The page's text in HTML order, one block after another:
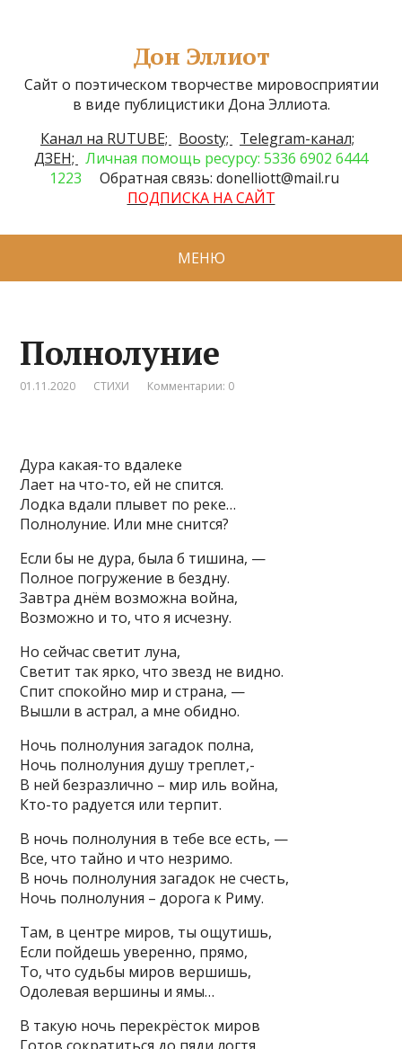
Дон Эллиот
Сайт о поэтическом творчестве мировосприятии
в виде публицистики Дона Эллиота.
Канал на RUTUBE;
Boosty;
Telegram-канал;
ДЗЕН; Личная помощь ресурсу: 5336 6902 6444
1223
Обратная связь: donelliott@mail.ru
ПОДПИСКА НА САЙТ
МЕНЮ
Полнолуние
01.11.2020 СТИХИ Комментарии: 0
Дура какая-то вдалеке
Лает на что-то, ей не спится.
Лодка вдали плывет по реке…
Полнолуние. Или мне снится?
Если бы не дура, была б тишина, —
Полное погружение в бездну.
Завтра днём возможна война,
Возможно и то, что я исчезну.
Но сейчас светит луна,
Светит так ярко, что звезд не видно.
Спит спокойно мир и страна, —
Вышли в астрал, а мне обидно.
Ночь полнолуния загадок полна,
Ночь полнолуния душу треплет,-
В ней безразлично – мир иль война,
Кто-то радуется или терпит.
В ночь полнолуния в тебе все есть, —
Все, что тайно и что незримо.
В ночь полнолуния загадок не счесть,
Ночь полнолуния – дорога к Риму.
Там, в центре миров, ты ощутишь,
Если пойдешь уверенно, прямо,
То, что судьбы миров вершишь,
Одолевая вершины и ямы…
В такую ночь перекрёсток миров